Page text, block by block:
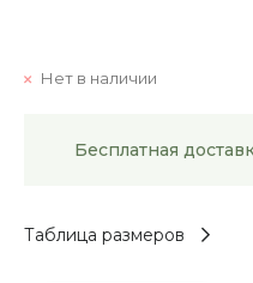
Нет в наличии
Бесплатная
Таблица размеров